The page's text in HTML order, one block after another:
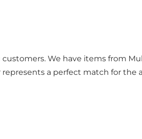
We have items from
represents a perfect match for the